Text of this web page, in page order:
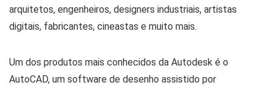
arquitetos, engenheiros, designers industriais, artistas
digitais, fabricantes, cineastas e muito mais.
Um dos produtos mais conhecidos da Autodesk é o
AutoCAD, um software de desenho assistido por